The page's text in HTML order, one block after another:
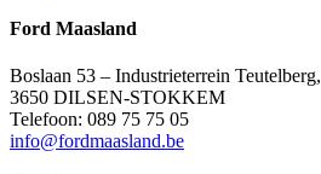
Ford Maasland
Boslaan 53 – Industrieterrein Teutelberg,
3650 DILSEN-STOKKEM
Telefoon: 089 75 75 05
info@fordmaasland.be